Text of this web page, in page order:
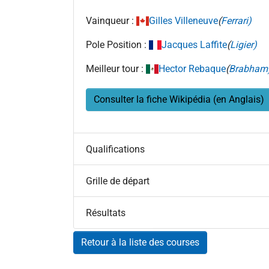
Vainqueur : Gilles Villeneuve(Ferrari)
Pole Position : Jacques Laffite(Ligier)
Meilleur tour : Hector Rebaque(
Consulter la fiche Wikipédia (en Anglais)
Qualifications
Grille de départ
Résultats
Retour à la liste des courses